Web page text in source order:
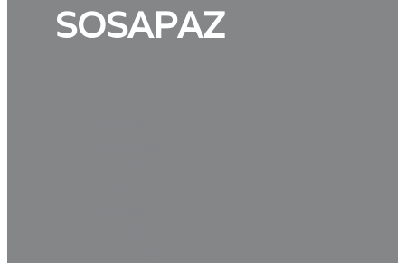
SOSAPAZ